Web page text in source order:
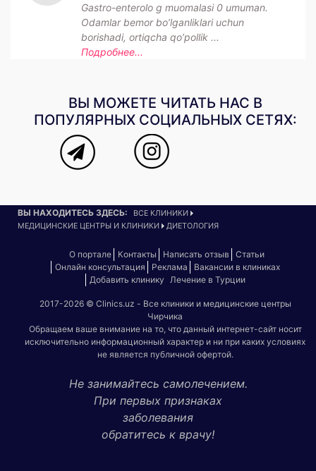
Gastro-enterolo g muomalasi 0 umuman.
Odamlar bemor bo’lganliklari uchun
borishadi, ortiqcha qo’pollik ...
Подробнее...
ВЫ МОЖЕТЕ ЧИТАТЬ НАС В
ПОПУЛЯРНЫХ СОЦИАЛЬНЫХ СЕТЯХ:
ВЫ НАХОДИТЕСЬ ЗДЕСЬ:
ВСЕ КЛИНИКИ
МЕДИЦИНСКИЕ ЦЕНТРЫ И КЛИНИКИ
ДИЕТОЛОГИЯ
О портале Контакты Написать отзыв
Статьи
Онлайн консультация
Реклама
Вакансии в клиниках
Добавить клинику
Лечение в Турции
2017-2026 © Clinics.uz - Все клиники и медицинские центры
Чирчика
Обращаем ваше внимание на то, что данный интернет-сайт носит
исключительно информационный характер и ни при каких условиях
не является публичной офертой.
Не занимайтесь самолечением.
При первых признаках
заболевания
обратитесь к врачу!